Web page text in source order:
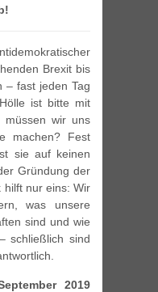
Brexit bis
– fast jeden Tag
ist bitte mit
müssen wir uns
machen? Fest
sie auf keinen
Gründung der
hilft nur eins: Wir
was unsere
sind und wie
schließlich sind
2019